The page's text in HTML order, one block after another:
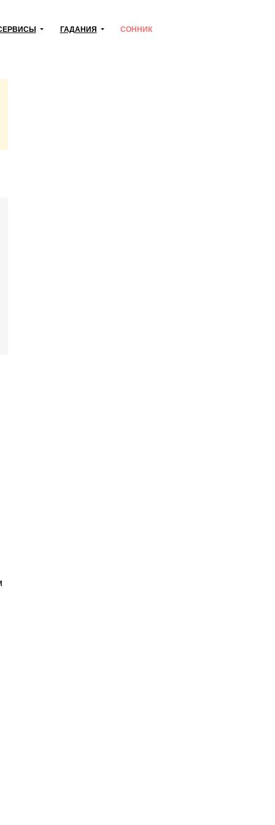
ГАДАНИЯ СОННИК